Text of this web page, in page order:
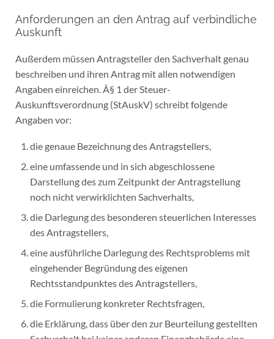
Anforderungen an den Antrag auf verbindliche
Auskunft
Außerdem müssen Antragsteller den Sachverhalt genau
beschreiben und ihren Antrag mit allen notwendigen
Angaben einreichen. Â§ 1 der Steuer-
Auskunftsverordnung (StAuskV) schreibt folgende
Angaben vor:
die genaue Bezeichnung des Antragstellers,
eine umfassende und in sich abgeschlossene
Darstellung des zum Zeitpunkt der Antragstellung
noch nicht verwirklichten Sachverhalts,
die Darlegung des besonderen steuerlichen Interesses
des Antragstellers,
eine ausführliche Darlegung des Rechtsproblems mit
eingehender Begründung des eigenen
Rechtsstandpunktes des Antragstellers,
die Formulierung konkreter Rechtsfragen,
die Erklärung, dass über den zur Beurteilung gestellten